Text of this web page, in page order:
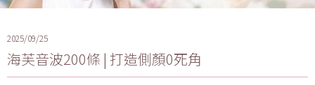
2025/09/25
海芙音波200條 | 打造側顏0死角